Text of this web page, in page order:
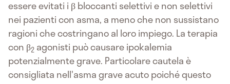
essere evitati i β bloccanti selettivi e non selettivi
nei pazienti con asma, a meno che non sussistano
ragioni che costringano al loro impiego. La terapia
con β2 agonisti può causare ipokalemia
potenzialmente grave. Particolare cautela è
consigliata nell'asma grave acuto poiché questo